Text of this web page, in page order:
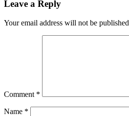
Leave a Reply
Your email address will not be
Comment *
Name *